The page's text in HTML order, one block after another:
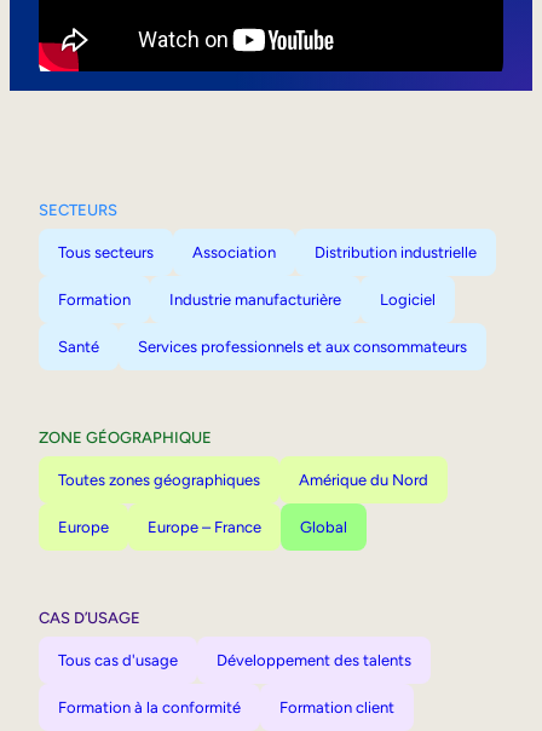
SECTEURS
Tous secteurs Association Distribution industrielle
Formation Industrie manufacturière Logiciel
Santé Services professionnels et aux consommateurs
ZONE GÉOGRAPHIQUE
Toutes zones géographiques Amérique du Nord
Europe Europe – France Global
CAS D’USAGE
Tous cas d'usage Développement des talents
Formation à la conformité Formation client